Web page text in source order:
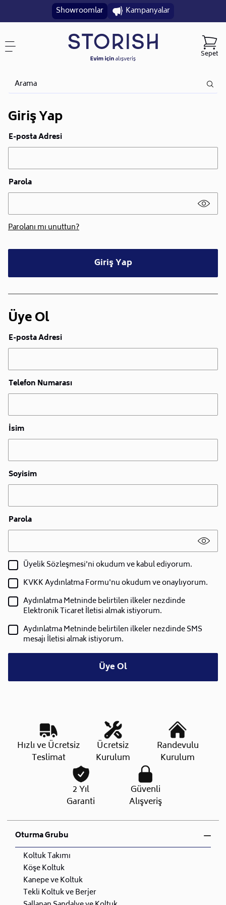
Showroomlar Kampanyalar
Sepet
Giriş Yap
E-posta Adresi
Parola
Parolanı mı unuttun?
Giriş Yap
Üye Ol
E-posta Adresi
Telefon Numarası
İsim
Soyisim
Parola
Üyelik Sözleşmesi'ni okudum ve kabul ediyorum.
KVKK Aydınlatma Formu'nu okudum ve onaylıyorum.
Aydınlatma Metninde belirtilen ilkeler nezdinde
Elektronik Ticaret İletisi almak istiyorum.
Aydınlatma Metninde belirtilen ilkeler nezdinde SMS
mesajı İletisi almak istiyorum.
Üye Ol
Hızlı ve Ücretsiz
Teslimat
Ücretsiz
Kurulum
Randevulu
Kurulum
2 Yıl
Garanti
Güvenli
Alışveriş
Oturma Grubu
Koltuk Takımı
Köşe Koltuk
Kanepe ve Koltuk
Tekli Koltuk ve Berjer